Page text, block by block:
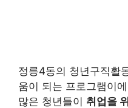
정릉4동의 청년구직활
움이 되는 프로그램이
많은 청년들이 취업을